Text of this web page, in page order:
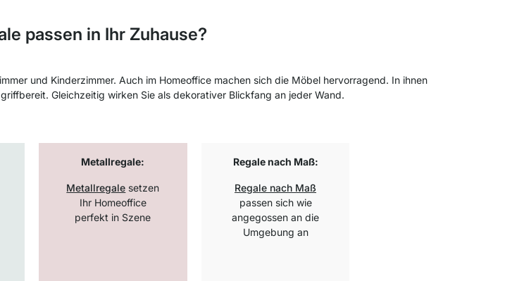
passen in Ihr Zuhause?
und Kinderzimmer. Auch im Homeoffice machen sich die Möbel hervorragend. In ihnen
Gleichzeitig wirken Sie als dekorativer Blickfang an jeder Wand.
Metallregale:
Metallregale setzen
Ihr Homeoffice
perfekt in Szene
Regale nach Maß:
Regale nach Maß
passen sich wie
angegossen an die
Umgebung an